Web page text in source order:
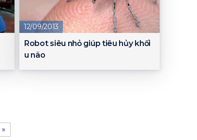
12/09/2013
Robot siêu nhỏ giúp tiêu hủy khối
u não
»